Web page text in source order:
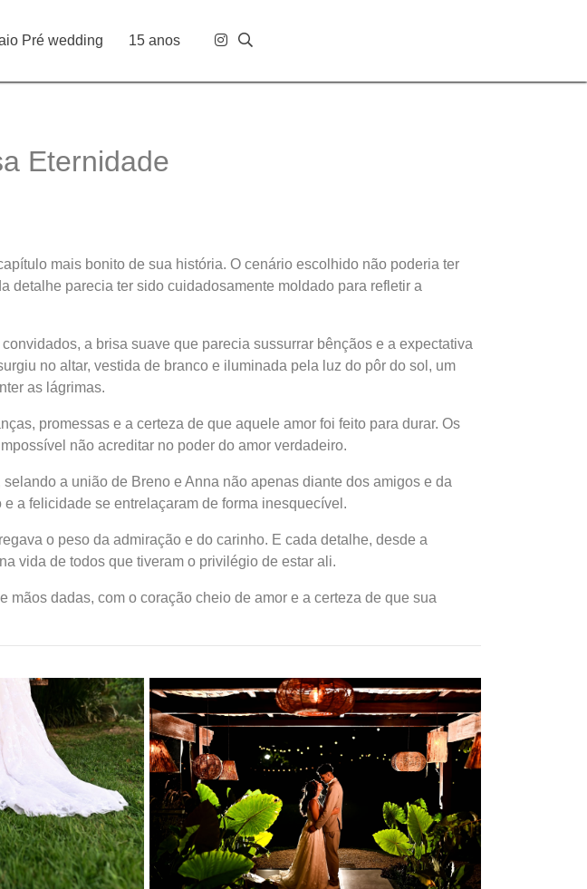
Pré wedding 15 anos
Eternidade
mais bonito de sua história. O cenário escolhido não poderia ter
detalhe parecia ter sido cuidadosamente moldado para refletir a
a brisa suave que parecia sussurrar bênçãos e a expectativa
no altar, vestida de branco e iluminada pela luz do pôr do sol, um
as lágrimas.
promessas e a certeza de que aquele amor foi feito para durar. Os
não acreditar no poder do amor verdadeiro.
a união de Breno e Anna não apenas diante dos amigos e da
a felicidade se entrelaçaram de forma inesquecível.
o peso da admiração e do carinho. E cada detalhe, desde a
vida de todos que tiveram o privilégio de estar ali.
dadas, com o coração cheio de amor e a certeza de que sua